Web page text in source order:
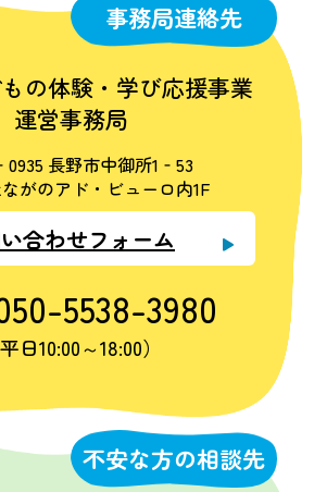
事務局連絡先
の体験・学び応援事業
運営事務局
長野市中御所1‐53
がのアド・ビューロ内1F
合わせフォーム
5538-3980
平日10:00～18:00）
不安な方の相談先